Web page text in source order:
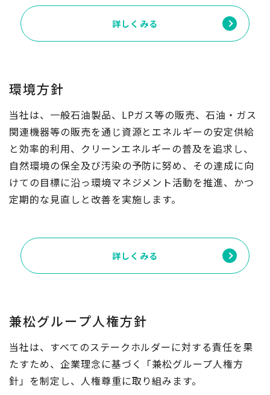
詳しくみる
環境方針
当社は、一般石油製品、LPガス等の販売、石油・ガス
関連機器等の販売を通じ資源とエネルギーの安定供給
と効率的利用、クリーンエネルギーの普及を追求し、
自然環境の保全及び汚染の予防に努め、その達成に向
けての目標に沿っ環境マネジメント活動を推進、かつ
定期的な見直しと改善を実施します。
詳しくみる
兼松グループ人権方針
当社は、すべてのステークホルダーに対する責任を果
たすため、企業理念に基づく「兼松グループ人権方
針」を制定し、人権尊重に取り組みます。